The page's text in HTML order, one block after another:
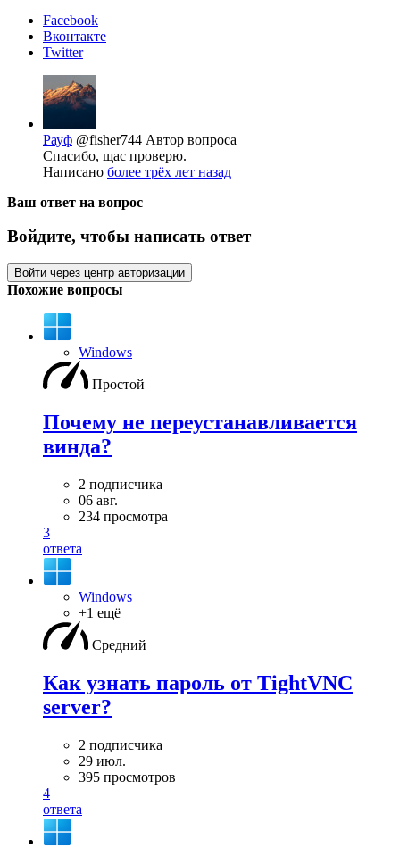
Facebook
Вконтакте
Twitter
Рауф @fisher744 Автор вопроса
Cпасибо, щас проверю.
Написано более трёх лет назад
Ваш ответ на вопрос
Войдите, чтобы написать ответ
Войти через центр авторизации
Похожие вопросы
Windows
Простой
Почему не переустанавливается
винда?
2 подписчика
06 авг.
234 просмотра
3
ответа
Windows
+1 ещё
Средний
Как узнать пароль от TightVNC
server?
2 подписчика
29 июл.
395 просмотров
4
ответа